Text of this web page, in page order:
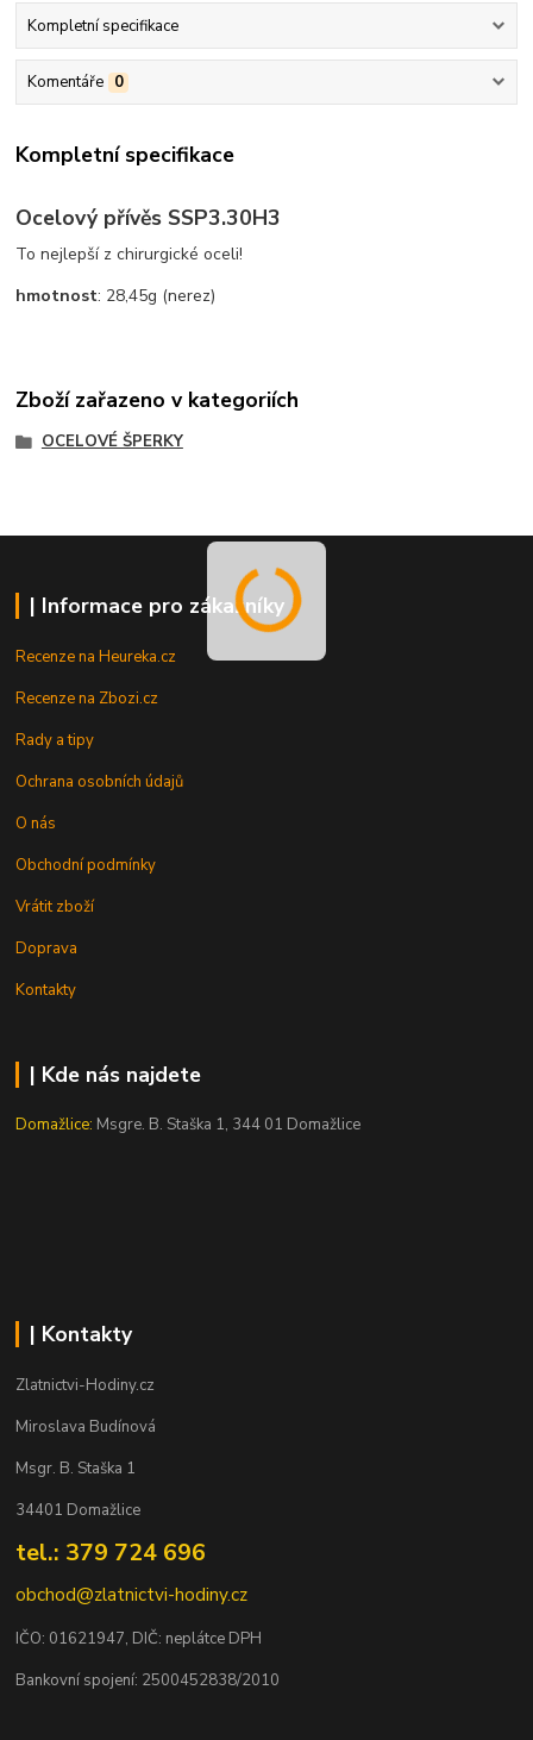
Kompletní specifikace
Komentáře 0
Kompletní specifikace
Ocelový přívěs SSP3.30H3
To nejlepší z chirurgické oceli!
hmotnost: 28,45g (nerez)
Zboží zařazeno v kategoriích
OCELOVÉ ŠPERKY
| Informace pro zákazníky
Recenze na Heureka.cz
Recenze na Zbozi.cz
Rady a tipy
Ochrana osobních údajů
O nás
Obchodní podmínky
Vrátit zboží
Doprava
Kontakty
| Kde nás najdete
Domažlice: Msgre. B. Staška 1, 344 01 Domažlice
| Kontakty
Zlatnictvi-Hodiny.cz
Miroslava Budínová
Msgr. B. Staška 1
34401 Domažlice
tel.: 379 724 696
obchod@zlatnictvi-hodiny.cz
IČO: 01621947, DIČ: neplátce DPH
Bankovní spojení: 2500452838/2010